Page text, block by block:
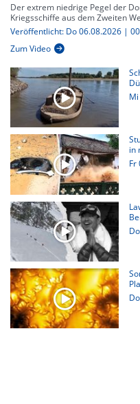
Der extrem niedrige Pegel der
Kriegsschiffe aus dem Zweiten
Veröffentlicht: Do 06.08.2026 |
Zum Video
in
Fr